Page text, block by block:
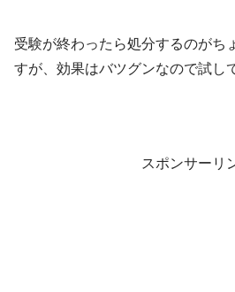
受験が終わったら処分するのがち
すが、効果はバツグンなので試し
スポンサーリ